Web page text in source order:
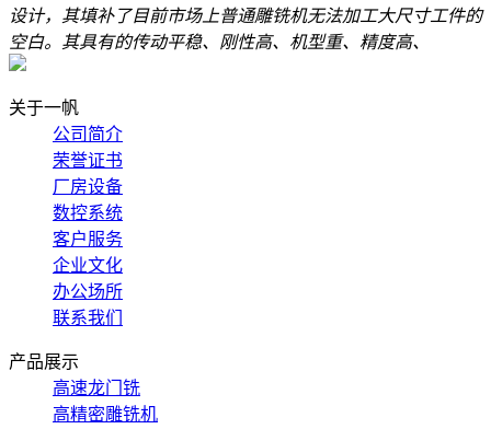
设计，其填补了目前市场上普通雕铣机无法加工大尺寸工件的
空白。其具有的传动平稳、刚性高、机型重、精度高、
关于一帆
公司简介
荣誉证书
厂房设备
数控系统
客户服务
企业文化
办公场所
联系我们
产品展示
高速龙门铣
高精密雕铣机